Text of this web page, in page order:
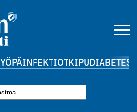
INFEKTIOTKIPUDIABETES